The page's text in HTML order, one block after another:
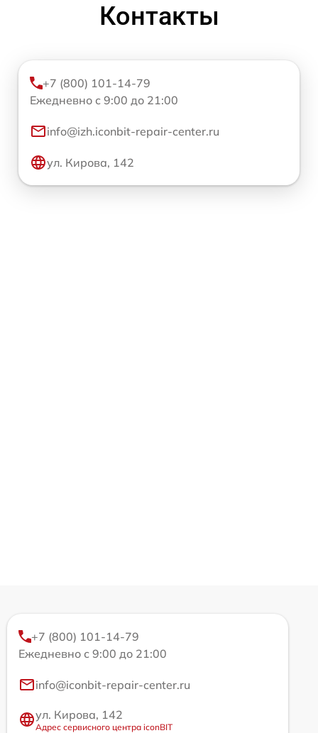
Контакты
+7 (800) 101-14-79
Ежедневно с 9:00 до 21:00
info@izh.iconbit-repair-center.ru
ул. Кирова, 142
+7 (800) 101-14-79
Ежедневно с 9:00 до 21:00
info@iconbit-repair-center.ru
ул. Кирова, 142
Адрес сервисного центра iconBIT